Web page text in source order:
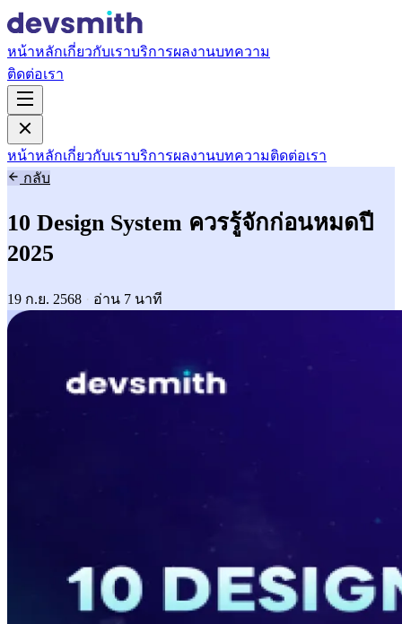
หน้าหลักเกี่ยวกับเราบริการผลงานบทความ
ติดต่อเรา
หน้าหลักเกี่ยวกับเราบริการผลงานบทความติดต่อเรา
กลับ
10 Design System ควรรู้จักก่อนหมดปี
2025
19 ก.ย. 2568 · อ่าน 7 นาที